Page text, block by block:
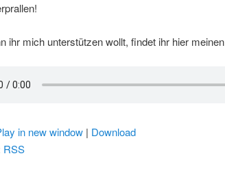
ihr mich unterstützen wollt, findet ihr hier meinen
in new window | Download
RSS